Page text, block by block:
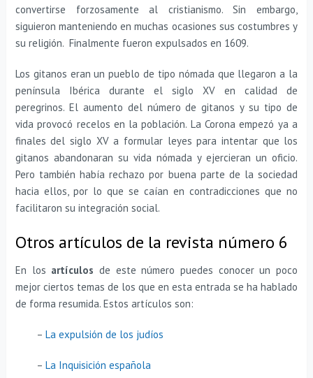
convertirse forzosamente al cristianismo. Sin embargo,
siguieron manteniendo en muchas ocasiones sus costumbres y
su religión. Finalmente fueron expulsados en 1609.
Los gitanos eran un pueblo de tipo nómada que llegaron a la
península Ibérica durante el siglo XV en calidad de
peregrinos. El aumento del número de gitanos y su tipo de
vida provocó recelos en la población. La Corona empezó ya a
finales del siglo XV a formular leyes para intentar que los
gitanos abandonaran su vida nómada y ejercieran un oficio.
Pero también había rechazo por buena parte de la sociedad
hacia ellos, por lo que se caían en contradicciones que no
facilitaron su integración social.
Otros artículos de la revista número 6
En los artículos de este número puedes conocer un poco
mejor ciertos temas de los que en esta entrada se ha hablado
de forma resumida. Estos artículos son:
– La expulsión de los judíos
– La Inquisición española